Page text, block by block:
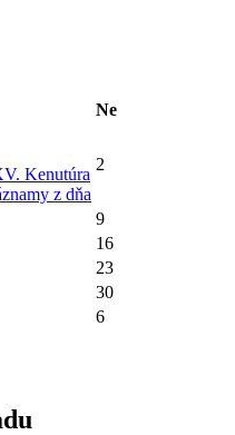
Ne
Kenutúra
z dňa
2
9
16
23
30
6